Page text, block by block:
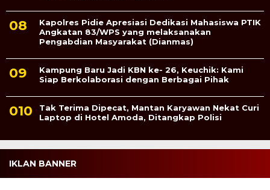
Kapolres Pidie Apresiasi Dedikasi Mahasiswa PTIK
Angkatan 83/WPS yang melaksanakan
Pengabdian Masyarakat (Dianmas)
Kampung Baru Jadi KBN ke- 26, Keuchik: Kami
Siap Berkolaborasi dengan Berbagai Pihak
Tak Terima Dipecat, Mantan Karyawan Nekat Curi
Laptop di Hotel Amoda, Ditangkap Polisi
IKLAN BANNER